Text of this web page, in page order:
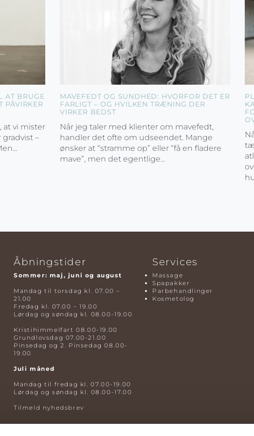
AT BRUGE
PÅVIRKER
at vi mister
–
MAVEFEDT OG SUNDHED: HVORFOR DET ER
FARLIGT – OG HVILKEN TRÆNING DER
VIRKER BEDST
Når jeg taler med klienter om mavefedt,
handler det ofte om udseendet. Mange
ønsker at “stramme op” eller “få en fladere
mave”, men det egentlige...
Åbningstider
Sommer: maj, juni og august
Mandag til torsdag kl. 07.00 –
21.00
Fredag kl. 07.00 – 19.00
Lørdag og søndag kl. 08.00-19.00
Kristihimmelfart 08.00-19.00
Grundlovsdag 07.00-21.00
Pinsedag og 2. Pinsedag 08.00-
19.00
Juli måned
Mandag til fredag kl. 07.00-19.00
Lørdag og søndag kl. 08.00-17.00
Tilmeld nyhedsbrev
Services
Massage
Spapakker
Parbehandlinger
Kosmetolog